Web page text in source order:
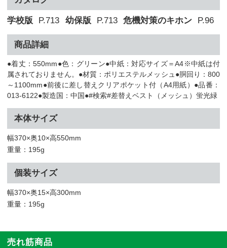
学校版 P.713 幼保版 P.713 危機対策のキホン P.96
商品詳細
●着丈：550mm●色：グリーン●中紙：対応サイズ＝A4※中紙は付
属されておりません。●材質：ポリエステルメッシュ●胴回り：800
～1100mm●前後に差し替えクリアポケット付（A4用紙）●品番：
013-6122●製造国：中国●#検索#差替えベスト（メッシュ）蛍光緑
本体サイズ
幅370×奥10×高550mm
重量：195g
個装サイズ
幅370×奥15×高300mm
重量：195g
売れ筋商品